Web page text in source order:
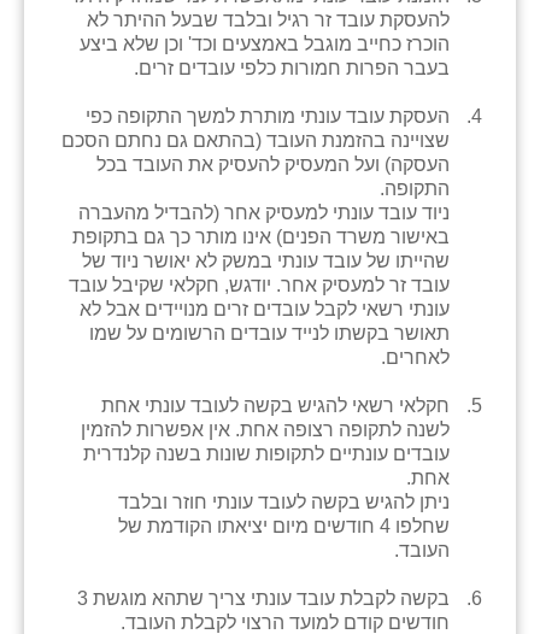
להעסקת עובד זר רגיל ובלבד שבעל ההיתר לא
הוכרז כחייב מוגבל באמצעים וכד' וכן שלא ביצע
בעבר הפרות חמורות כלפי עובדים זרים.
העסקת עובד עונתי מותרת למשך התקופה כפי
שצויינה בהזמנת העובד (בהתאם גם נחתם הסכם
העסקה) ועל המעסיק להעסיק את העובד בכל
התקופה.
ניוד עובד עונתי למעסיק אחר (להבדיל מהעברה
באישור משרד הפנים) אינו מותר כך גם בתקופת
שהייתו של עובד עונתי במשק לא יאושר ניוד של
עובד זר למעסיק אחר. יודגש, חקלאי שקיבל עובד
עונתי רשאי לקבל עובדים זרים מנויידים אבל לא
תאושר בקשתו לנייד עובדים הרשומים על שמו
לאחרים.
חקלאי רשאי להגיש בקשה לעובד עונתי אחת
לשנה לתקופה רצופה אחת. אין אפשרות להזמין
עובדים עונתיים לתקופות שונות בשנה קלנדרית
אחת.
ניתן להגיש בקשה לעובד עונתי חוזר ובלבד
שחלפו 4 חודשים מיום יציאתו הקודמת של
העובד.
בקשה לקבלת עובד עונתי צריך שתהא מוגשת 3
חודשים קודם למועד הרצוי לקבלת העובד.
כפר מע״ש
כפר מרדכי
כפר סבא (אגרא)
כפר שמריהו
מגשימים
נאות הכיכר
נווה אטי״ב
נהריה (אג״ש)
עין חצבה